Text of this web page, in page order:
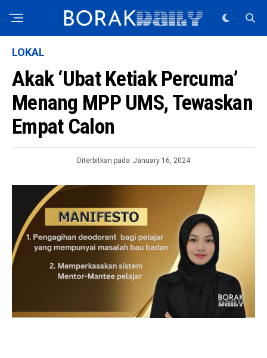
LOKAL
Akak ‘Ubat Ketiak Percuma’
Menang MPP UMS, Tewaskan
Empat Calon
Diterbitkan pada January 16, 2024